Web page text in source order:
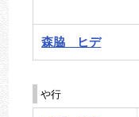
森脇 ヒデ
や行